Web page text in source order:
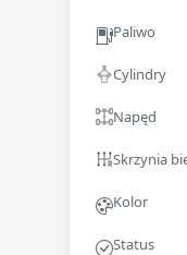
Paliwo
Cylindry
Napęd
Skrzynia
Kolor
Status